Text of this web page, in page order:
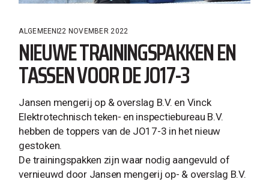
ALGEMEEN 22 NOVEMBER 2022
NIEUWE TRAININGSPAKKEN EN
TASSEN VOOR DE JO17-3
Jansen mengerij op & overslag B.V. en Vinck
Elektrotechnisch teken- en inspectiebureau B.V.
hebben de toppers van de JO17-3 in het nieuw
gestoken.
De trainingspakken zijn waar nodig aangevuld of
vernieuwd door Jansen mengerij op- & overslag B.V.